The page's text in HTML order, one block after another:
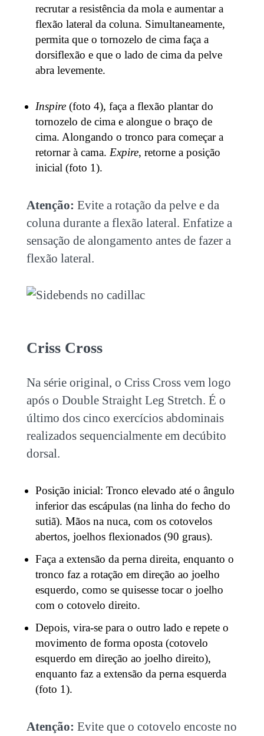
recrutar a resistência da mola e aumentar a
flexão lateral da coluna. Simultaneamente,
permita que o tornozelo de cima faça a
dorsiflexão e que o lado de cima da pelve
abra levemente.
Inspire (foto 4), faça a flexão plantar do
tornozelo de cima e alongue o braço de
cima. Alongando o tronco para começar a
retornar à cama. Expire, retorne a posição
inicial (foto 1).
Atenção: Evite a rotação da pelve e da
coluna durante a flexão lateral. Enfatize a
sensação de alongamento antes de fazer a
flexão lateral.
Criss Cross
Na série original, o Criss Cross vem logo
após o Double Straight Leg Stretch. É o
último dos cinco exercícios abdominais
realizados sequencialmente em decúbito
dorsal.
Posição inicial: Tronco elevado até o ângulo
inferior das escápulas (na linha do fecho do
sutiã). Mãos na nuca, com os cotovelos
abertos, joelhos flexionados (90 graus).
Faça a extensão da perna direita, enquanto o
tronco faz a rotação em direção ao joelho
esquerdo, como se quisesse tocar o joelho
com o cotovelo direito.
Depois, vira-se para o outro lado e repete o
movimento de forma oposta (cotovelo
esquerdo em direção ao joelho direito),
enquanto faz a extensão da perna esquerda
(foto 1).
Atenção: Evite que o cotovelo encoste no